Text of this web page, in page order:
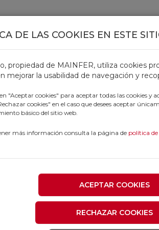
DE LAS COOKIES EN ESTE
propiedad de MAINFER, utiliza cookies
mejorar la usabilidad de navegación y
"Aceptar cookies" para aceptar todas las cookies y
cookies" en el caso que desees aceptar
básico del sitio web.
más información consulta la página de política de
ACEPTAR COOKIES
RECHAZAR COOKIES